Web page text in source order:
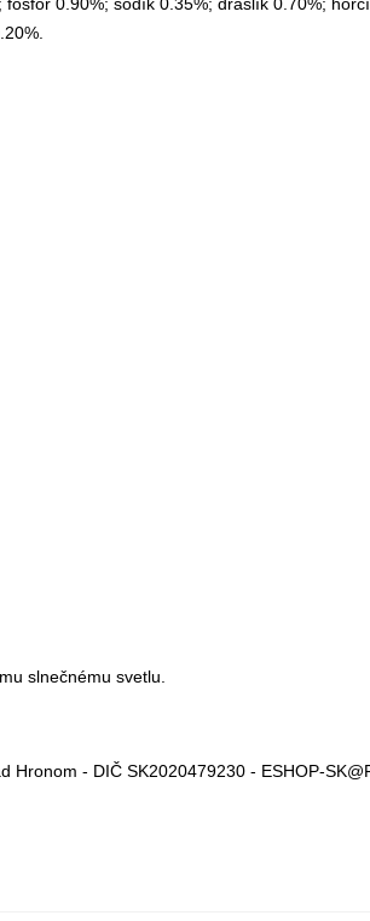
slnečnému svetlu.
- DIČ SK2020479230 - ESHOP-